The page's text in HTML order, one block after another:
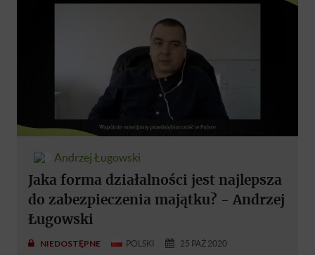
Andrzej Ługowski
Jaka forma działalności jest najlepsza
do zabezpieczenia majątku? - Andrzej
Ługowski
NIEDOSTĘPNE POLSKI 25 PAŹ 2020